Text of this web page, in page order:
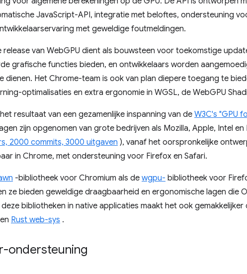
JavaScript-API, integratie met beloftes, ondersteuning
met geweldige foutmeldingen.
release van WebGPU dient als bouwsteen voor toekomstige
grafische functies bieden, en ontwikkelaars worden
dienen. Het Chrome-team is ook van plan diepere toegang te
optimalisaties en extra ergonomie in WGSL, de WebGPU
resultaat van een gezamenlijke inspanning van de W3C's "GPU
zijn opgenomen van grote bedrijven als Mozilla, Apple, Intel
2000 commits, 3000 uitgaven ), vanaf het oorspronkelijke
in Chrome, met ondersteuning voor Firefox en Safari.
-bibliotheek voor Chromium als de wgpu- bibliotheek voor
ze bieden geweldige draagbaarheid en ergonomische lagen die
bibliotheken in native applicaties maakt het ook gemakkelijker
en Rust web-sys .
ondersteuning